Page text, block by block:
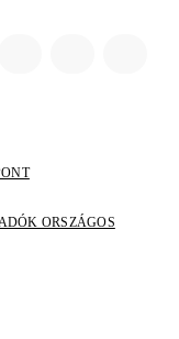
ORSZÁGOS